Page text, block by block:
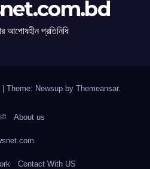
আপোষহীন প্রতিনিধি
| Theme: Newsup by Themeansar.
About us
Contact With US